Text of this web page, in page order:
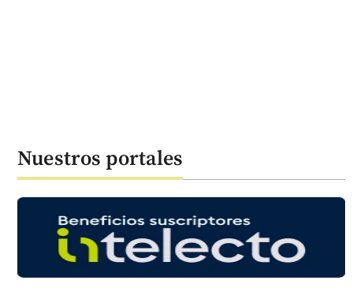
Nuestros portales